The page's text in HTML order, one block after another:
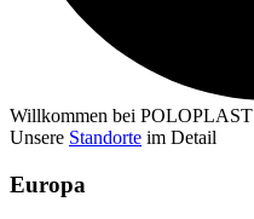
Willkommen bei POLOPLAST
Unsere Standorte im Detail
Europa